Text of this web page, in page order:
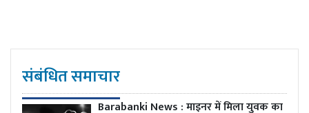
संबंधित समाचार
Barabanki News : माइनर में मिला युवक का